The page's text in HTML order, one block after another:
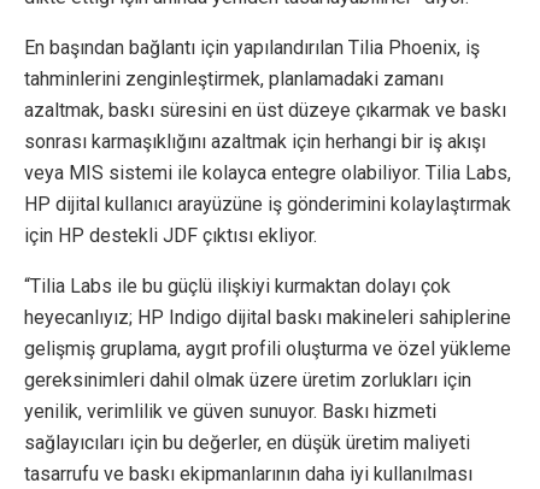
En başından bağlantı için yapılandırılan Tilia Phoenix, iş
tahminlerini zenginleştirmek, planlamadaki zamanı
azaltmak, baskı süresini en üst düzeye çıkarmak ve baskı
sonrası karmaşıklığını azaltmak için herhangi bir iş akışı
veya MIS sistemi ile kolayca entegre olabiliyor. Tilia Labs,
HP dijital kullanıcı arayüzüne iş gönderimini kolaylaştırmak
için HP destekli JDF çıktısı ekliyor.
“Tilia Labs ile bu güçlü ilişkiyi kurmaktan dolayı çok
heyecanlıyız; HP Indigo dijital baskı makineleri sahiplerine
gelişmiş gruplama, aygıt profili oluşturma ve özel yükleme
gereksinimleri dahil olmak üzere üretim zorlukları için
yenilik, verimlilik ve güven sunuyor. Baskı hizmeti
sağlayıcıları için bu değerler, en düşük üretim maliyeti
tasarrufu ve baskı ekipmanlarının daha iyi kullanılması